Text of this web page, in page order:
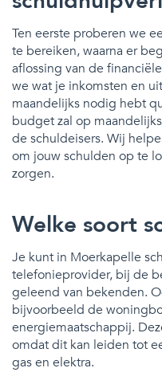
Ten eerste proberen we
te bereiken, waarna er
aflossing van de
we wat je inkomsten en
maandelijks nodig hebt
budget zal op
de schuldeisers. Wij
om jouw schulden op te
zorgen.
Welke soort
Je kunt in Moerkapelle
telefonieprovider, bij de
geleend van bekenden.
bijvoorbeeld de
energiemaatschappij.
omdat dit kan leiden tot
gas en elektra.